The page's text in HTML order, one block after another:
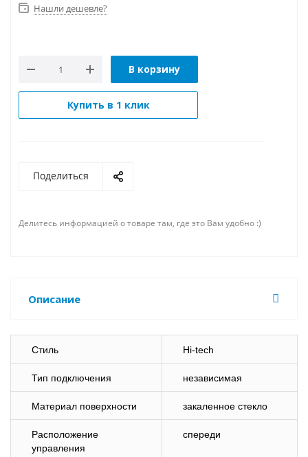
Нашли дешевле?
В корзину
Купить в 1 клик
Поделиться
Делитесь информацией о товаре там, где это Вам удобно :)
Описание
Стиль Hi-tech
Тип подключения независимая
Материал поверхности закаленное стекло
Расположение
управления
спереди